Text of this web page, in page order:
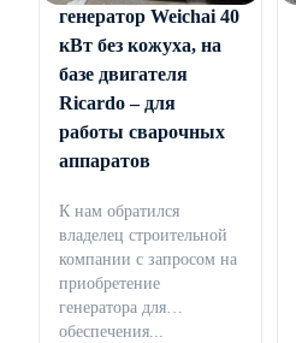
генератор Weichai 40
кВт без кожуха, на
базе двигателя
Ricardo – для
работы сварочных
аппаратов
К нам обратился
владелец строительной
компании с запросом на
приобретение
генератора для
обеспечения...